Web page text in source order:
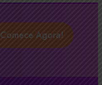
Comece Agora!